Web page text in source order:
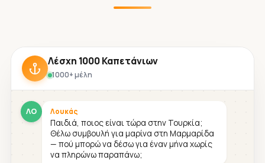
Λέσχη 1000 Καπετάνιων
1000+ μέλη
ΛΟ Λουκάς
Παιδιά, ποιος είναι τώρα στην Τουρκία;
Θέλω συμβουλή για μαρίνα στη Μαρμαρίδα
— πού μπορώ να δέσω για έναν μήνα χωρίς
να πληρώνω παραπάνω;